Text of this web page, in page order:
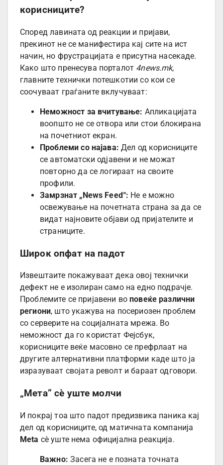
корисниците?
Според лавината од реакции и пријави,
прекинот не се манифестира кај сите на ист
начин, но фрустрацијата е присутна насекаде.
Како што пренесува порталот 4news.mk,
главните технички потешкотии со кои се
соочуваат граѓаните вклучуваат:
Неможност за вчитување: Апликацијата
воопшто не се отвора или стои блокирана
на почетниот екран.
Проблеми со најава: Дел од корисниците
се автоматски одјавени и не можат
повторно да се логираат на своите
профили.
Замрзнат „News Feed“: Не е можно
освежување на почетната страна за да се
видат најновите објави од пријателите и
страниците.
Широк опфат на падот
Извештаите покажуваат дека овој технички
дефект не е изолиран само на едно подрачје.
Проблемите се пријавени воповеќе различни
региони, што укажува на посериозен проблем
со серверите на социјалната мрежа. Во
неможност да го користат Фејсбук,
корисниците веќе масовно се префрлаат на
другите алтернативни платформи каде што ја
изразуваат својата револт и бараат одговори.
„Мета“ сè уште молчи
И покрај тоа што падот предизвика паника кај
дел од корисниците, од матичната компанија
Meta сè уште нема официјална реакција.
Важно: Засега не е позната точната